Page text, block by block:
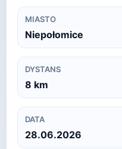
MIASTO
Niepołomice
DYSTANS
8 km
DATA
28.06.2026